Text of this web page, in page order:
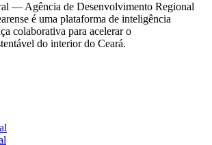
— Agência de Desenvolvimento Regional
é uma plataforma de inteligência
colaborativa para acelerar o
do interior do Ceará.